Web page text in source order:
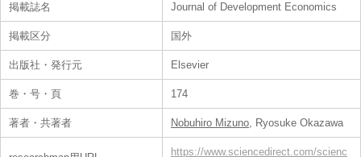
掲載誌名 Journal of Development Economics
掲載区分 国外
出版社・発行元 Elsevier
巻・号・頁 174
著者・共著者 Nobuhiro Mizuno, Ryosuke Okazawa
https://www.sciencedirect.com/scienc